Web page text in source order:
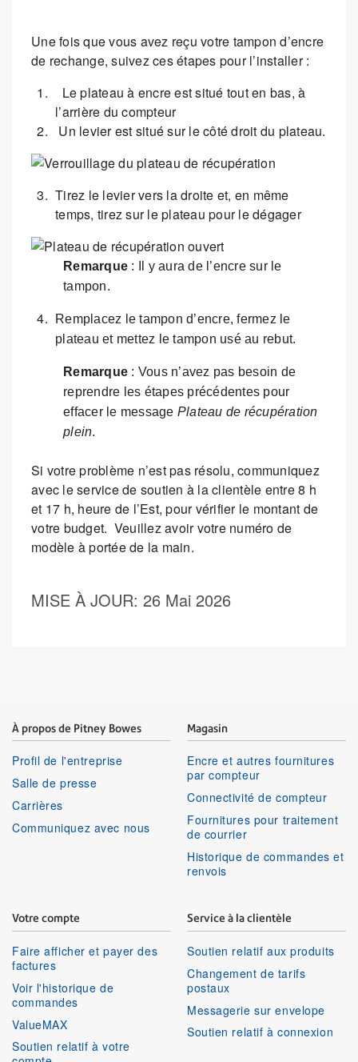
Une fois que vous avez reçu votre tampon d’encre
de rechange, suivez ces étapes pour l’installer :
Le plateau à encre est situé tout en bas, à
l’arrière du compteur
Un levier est situé sur le côté droit du plateau.
Tirez le levier vers la droite et, en même
temps, tirez sur le plateau pour le dégager
Remarque : Il y aura de l’encre sur le
tampon.
Remplacez le tampon d’encre, fermez le
plateau et mettez le tampon usé au rebut.
Remarque : Vous n’avez pas besoin de
reprendre les étapes précédentes pour
effacer le message Plateau de récupération
plein.
Si votre problème n’est pas résolu, communiquez
avec le service de soutien à la clientèle entre 8 h
et 17 h, heure de l’Est, pour vérifier le montant de
votre budget. Veuillez avoir votre numéro de
modèle à portée de la main.
MISE À JOUR: 26 Mai 2026
À propos de Pitney Bowes
Profil de l'entreprise
Salle de presse
Carrières
Communiquez avec nous
Magasin
Encre et autres fournitures
par compteur
Connectivité de compteur
Fournitures pour traitement
de courrier
Historique de commandes et
renvois
Votre compte
Faire afficher et payer des
factures
Voir l'historique de
commandes
ValueMAX
Soutien relatif à votre
Service à la clientèle
Soutien relatif aux produits
Changement de tarifs
postaux
Messagerie sur envelope
Soutien relatif à connexion